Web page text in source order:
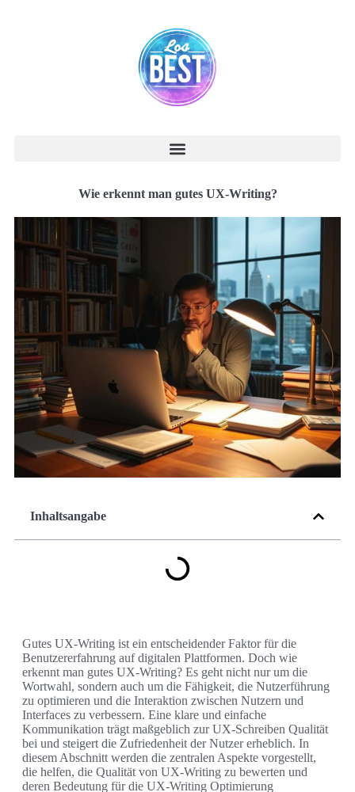
Wie erkennt man gutes UX-Writing?
Inhaltsangabe
Gutes UX-Writing ist ein entscheidender Faktor für die
Benutzererfahrung auf digitalen Plattformen. Doch wie
erkennt man gutes UX-Writing? Es geht nicht nur um die
Wortwahl, sondern auch um die Fähigkeit, die Nutzerführung
zu optimieren und die Interaktion zwischen Nutzern und
Interfaces zu verbessern. Eine klare und einfache
Kommunikation trägt maßgeblich zur UX-Schreiben Qualität
bei und steigert die Zufriedenheit der Nutzer erheblich. In
diesem Abschnitt werden die zentralen Aspekte vorgestellt,
die helfen, die Qualität von UX-Writing zu bewerten und
deren Bedeutung für die UX-Writing Optimierung